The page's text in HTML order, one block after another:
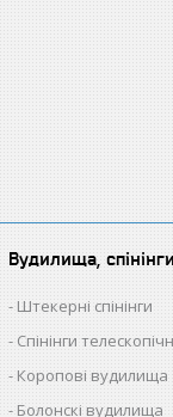
Вудилища, спінінги
Штекерні спінінги
Спінінги
Коропові вудилища
Болонскі вудилища